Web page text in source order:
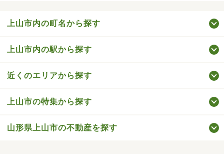
上山市内の町名から探す
上山市内の駅から探す
近くのエリアから探す
上山市の特集から探す
山形県上山市の不動産を探す